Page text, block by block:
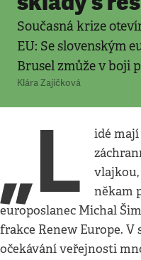
Současná krize
EU: Se slovenským
Brusel zmůže v boji
Klára Zajíčková
„L
idé
někam
europoslanec Michal
frakce Renew Europe.
očekávání veřejnosti